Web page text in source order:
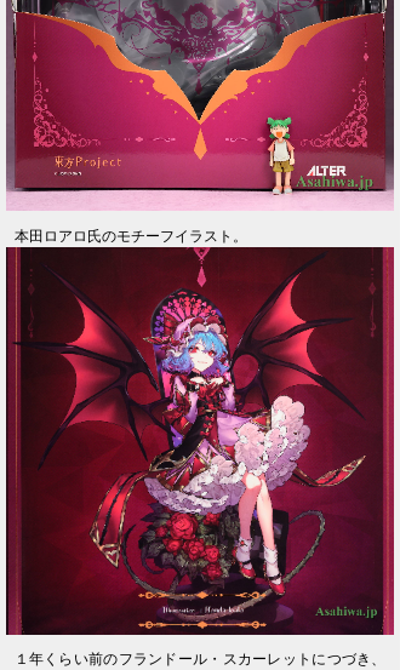
本田ロアロ氏のモチーフイラスト。
１年くらい前のフランドール・スカーレットにつづき、